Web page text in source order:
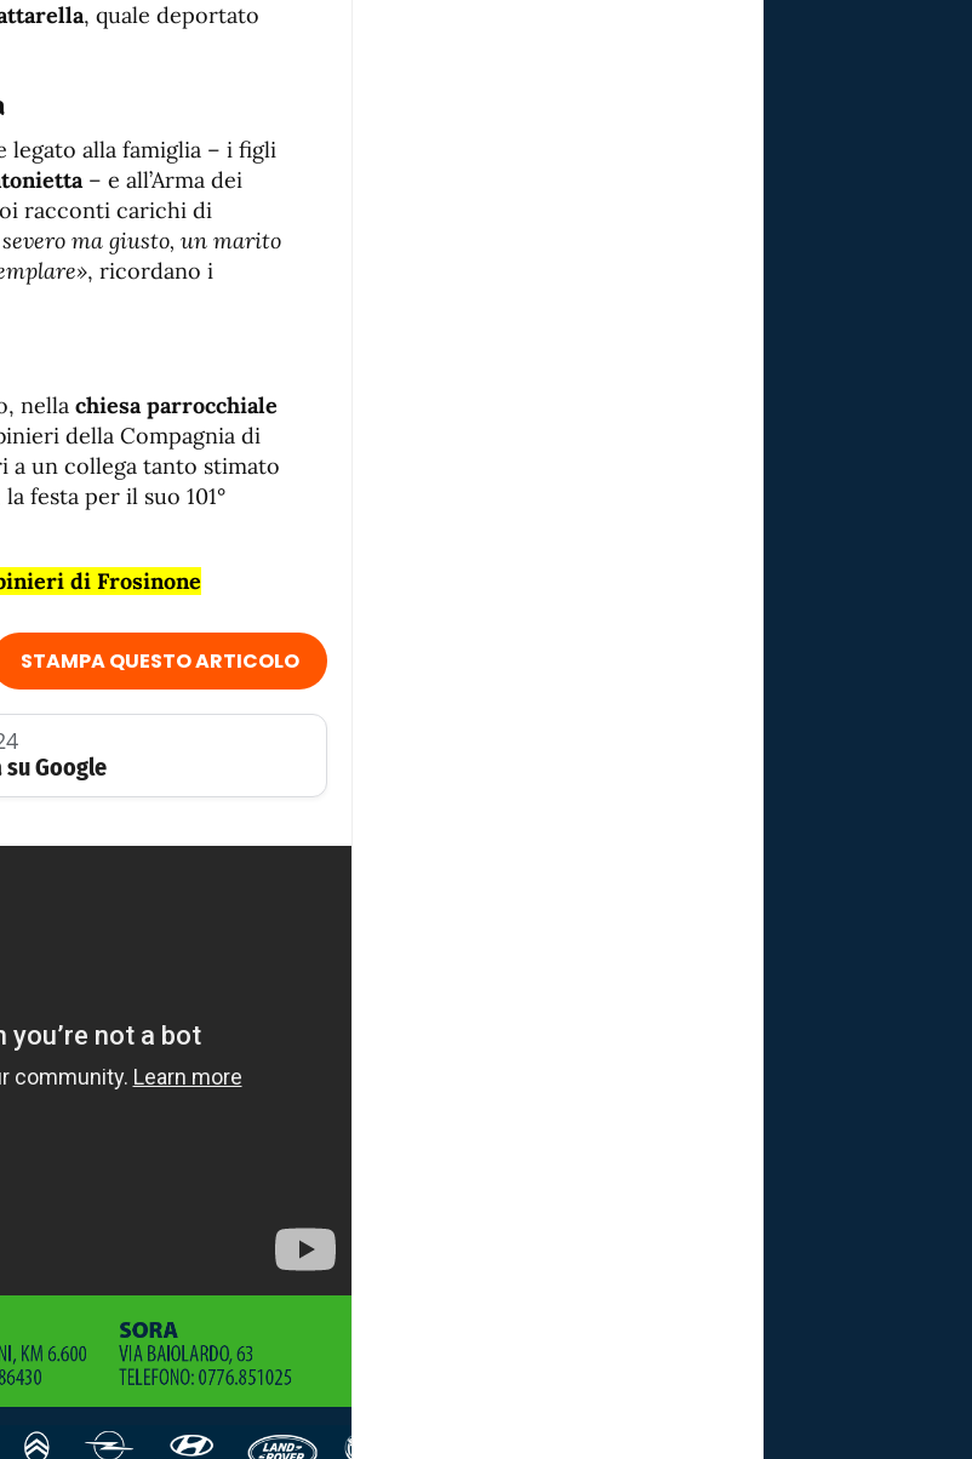
, quale deportato
alla famiglia – i figli
– e all’Arma dei
racconti carichi di
ma giusto, un marito
, ricordano i
nella chiesa parrocchiale
della Compagnia di
un collega tanto stimato
festa per il suo 101°
di Frosinone
STAMPA QUESTO ARTICOLO
Google